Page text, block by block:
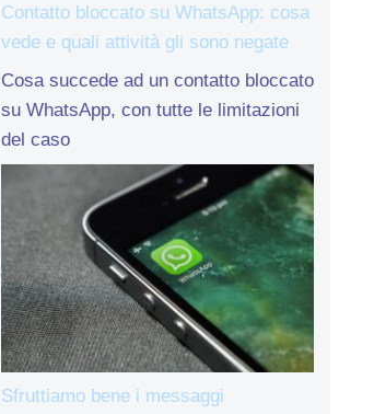
Contatto bloccato su WhatsApp: cosa
vede e quali attività gli sono negate
Cosa succede ad un contatto bloccato
su WhatsApp, con tutte le limitazioni
del caso
Sfruttiamo bene i messaggi